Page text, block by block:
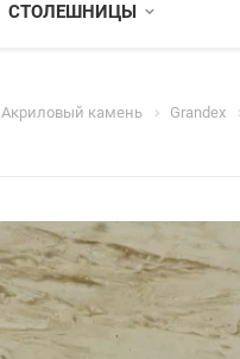
СТОЛЕШНИЦЫ
Акриловый камень Grandex